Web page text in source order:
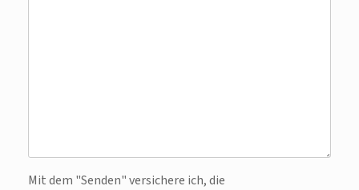
Bitte lasse dieses Feld leer.
Mit dem "Senden" versichere ich, die